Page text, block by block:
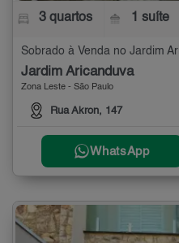
3 quartos 1 suíte
Sobrado à Venda no Jardim
Jardim Aricanduva
Zona Leste - São Paulo
Rua Akron, 147
WhatsApp